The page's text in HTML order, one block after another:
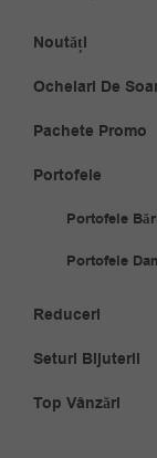
Noutăți
Ochelari De
Pachete Promo
Portofele
Portofele
Portofele
Reduceri
Seturi Bijuterii
Top Vânzări